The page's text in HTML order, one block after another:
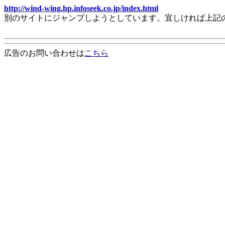
http://wind-wing.hp.infoseek.co.jp/index.html
別のサイトにジャンプしようとしています。宜しければ上
広告のお問い合わせはこちら